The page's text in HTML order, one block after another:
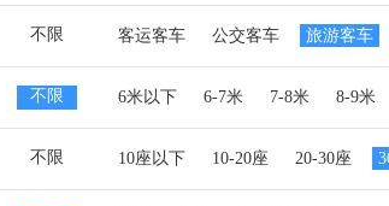
不限 客运客车 公交客车 旅游客车
不限 6米以下 6-7米 7-8米 8-9米
不限 10座以下 10-20座 20-30座